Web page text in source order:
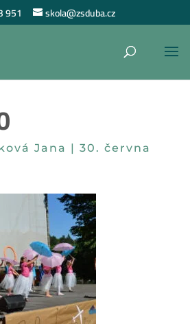
951 skola@zsduba.cz
Jana |30. června